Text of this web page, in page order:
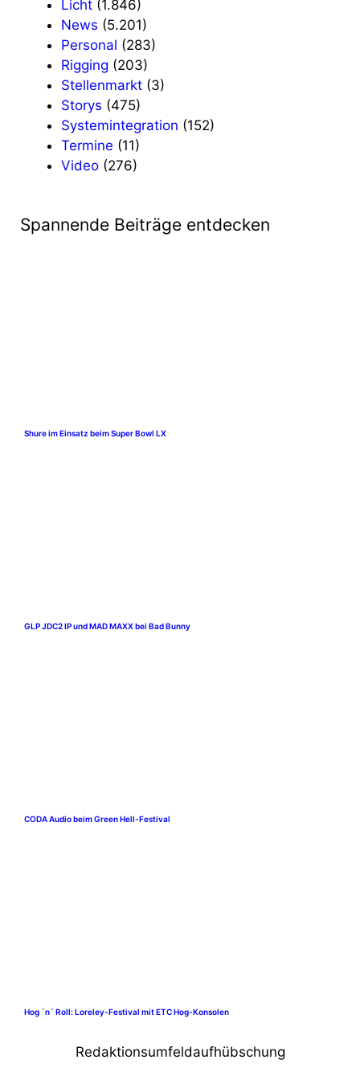
Licht (1.846)
News (5.201)
Personal (283)
Rigging (203)
Stellenmarkt (3)
Storys (475)
Systemintegration (152)
Termine (11)
Video (276)
Spannende Beiträge entdecken
Shure im Einsatz beim Super Bowl LX
GLP JDC2 IP und MAD MAXX bei Bad Bunny
CODA Audio beim Green Hell-Festival
Hog ´n´ Roll: Loreley-Festival mit ETC Hog-Konsolen
Redaktionsumfeldaufhübschung